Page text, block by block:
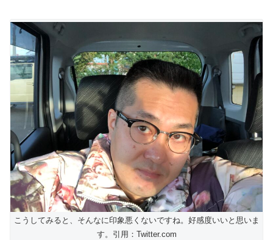
こうしてみると、そんなに印象悪くないですね。好感度いいと思いま
す。引用：Twitter.com